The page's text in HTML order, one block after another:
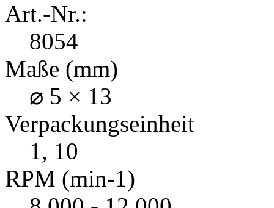
Art.-Nr.:
8054
Maße (mm)
⌀ 5 × 13
Verpackungseinheit
1, 10
RPM (min-1)